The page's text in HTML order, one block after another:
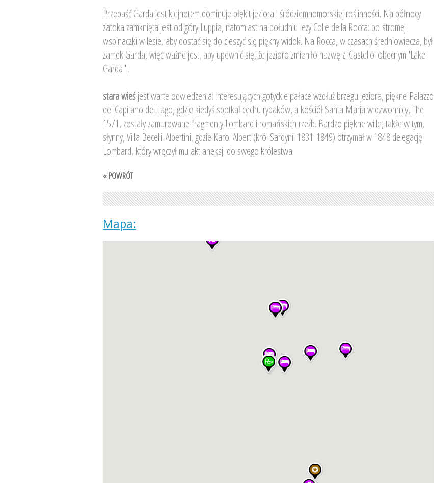
Przepaść Garda jest klejnotem dominuje błękit jeziora i śródziemnomorskiej roślinności. Na północy
zatoka zamknięta jest od góry Luppia, natomiast na południu leży Colle della Rocca: po stromej
wspinaczki w lesie, aby dostać się do cieszyć się piękny widok. Na Rocca, w czasach średniowiecza, był
zamek Garda, więc ważne jest, aby upewnić się, że jezioro zmieniło nazwę z 'Castello' obecnym 'Lake
Garda ".
stara wieśjest warte odwiedzenia: interesujących gotyckie pałace wzdłuż brzegu jeziora, piękne Palazzo
del Capitano del Lago, gdzie kiedyś spotkał cechu rybaków, a kościół Santa Maria w dzwonnicy, The
1571, zostały zamurowane fragmenty Lombard i romańskich rzeźb. Bardzo piękne wille, także w tym,
słynny, Villa Becelli-Albertini, gdzie Karol Albert (król Sardynii 1831-1849) otrzymał w 1848 delegację
Lombard, który wręczył mu akt aneksji do swego królestwa.
« POWRÓT
Mapa: